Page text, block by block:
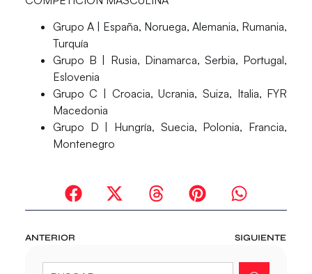
Grupo A| España, Noruega, Alemania, Rumania,
Turquía
Grupo B | Rusia, Dinamarca, Serbia, Portugal,
Eslovenia
Grupo C | Croacia, Ucrania, Suiza, Italia, FYR
Macedonia
Grupo D
| Hungría, Suecia, Polonia, Francia,
Montenegro
ANTERIOR SIGUIENTE